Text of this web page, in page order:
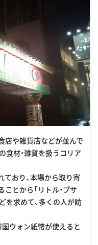
店や雑貨店などが並んで
食材・雑貨を扱うコリア
おり、本場から取り寄
とから「リトル・プサ
を求めて、多くの人が訪
ウォン紙幣が使えると